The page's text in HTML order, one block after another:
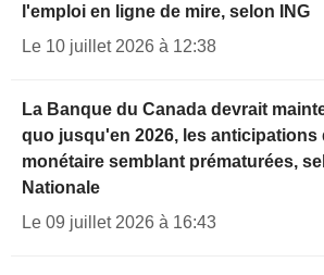
l'emploi en ligne de mire, selon ING
Le 10 juillet 2026 à 12:38
La Banque du Canada devrait
quo jusqu'en 2026, les anticipations
monétaire semblant prématurées,
Nationale
Le 09 juillet 2026 à 16:43